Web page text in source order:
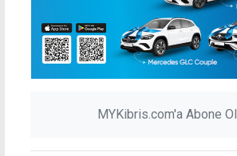
MYKibris.com'a Abone Ol